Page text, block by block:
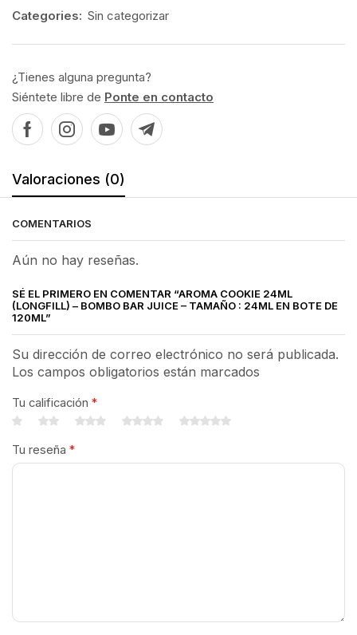
Categories: Sin categorizar
¿Tienes alguna pregunta?
Siéntete libre de Ponte en contacto
Valoraciones (0)
COMENTARIOS
Aún no hay reseñas.
SÉ EL PRIMERO EN COMENTAR “AROMA COOKIE 24ML
(LONGFILL) – BOMBO BAR JUICE – TAMAÑO : 24ML EN BOTE DE
120ML”
Su dirección de correo electrónico no será publicada.
Los campos obligatorios están marcados
Tu calificación *
Tu reseña *